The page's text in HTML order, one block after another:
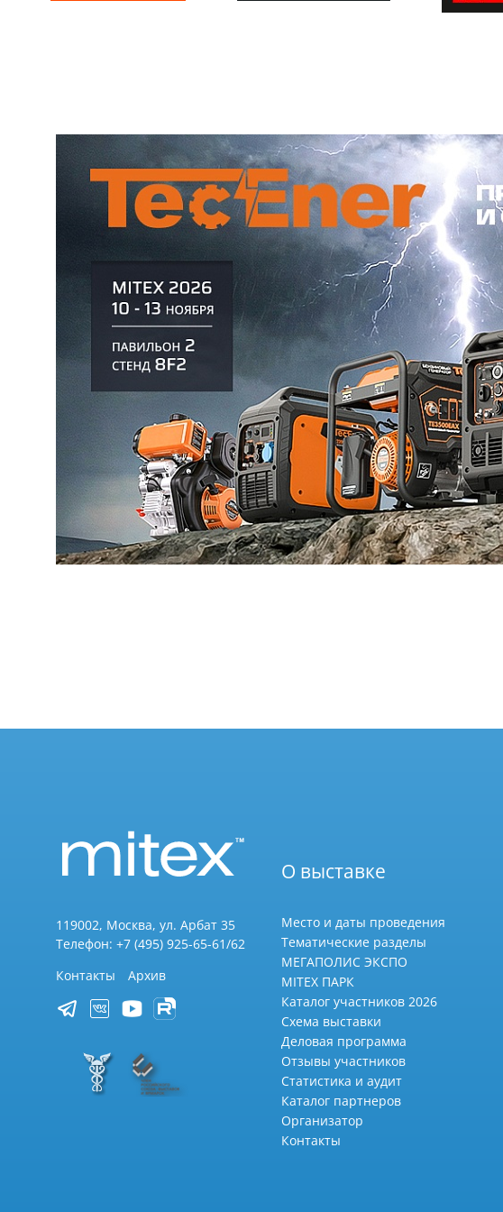
119002, Москва, ул. Арбат 35
Телефон: +7 (495) 925-65-61/62
Контакты
Архив
О выставке
Место и даты проведения
Тематические разделы
МЕГАПОЛИС ЭКСПО
MITEX ПАРК
Каталог участников 2026
Схема выставки
Деловая программа
Отзывы участников
Статистика и аудит
Каталог партнеров
Организатор
Контакты